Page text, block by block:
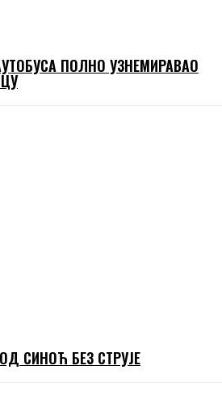
ПОЛНО УЗНЕМИРАВАО
СИНОЋ БЕЗ СТРУЈЕ